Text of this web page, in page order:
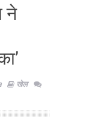
ने
खेल